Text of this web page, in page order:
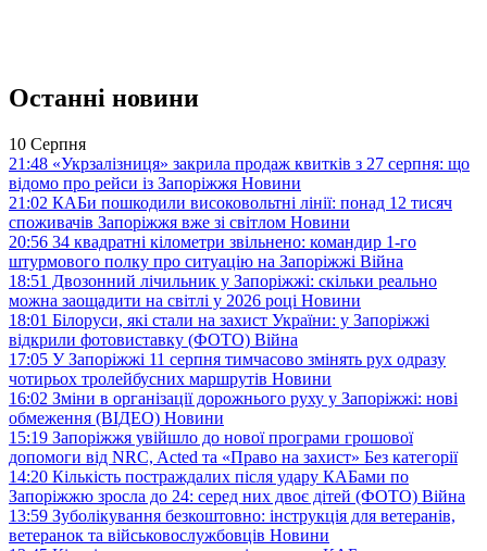
Останні новини
10 Серпня
21:48 «Укрзалізниця» закрила продаж квитків з 27 серпня: що
відомо про рейси із Запоріжжя Новини
21:02 КАБи пошкодили високовольтні лінії: понад 12 тисяч
споживачів Запоріжжя вже зі світлом Новини
20:56 34 квадратні кілометри звільнено: командир 1-го
штурмового полку про ситуацію на Запоріжжі Війна
18:51 Двозонний лічильник у Запоріжжі: скільки реально
можна заощадити на світлі у 2026 році Новини
18:01 Білоруси, які стали на захист України: у Запоріжжі
відкрили фотовиставку (ФОТО) Війна
17:05 У Запоріжжі 11 серпня тимчасово змінять рух одразу
чотирьох тролейбусних маршрутів Новини
16:02 Зміни в організації дорожнього руху у Запоріжжі: нові
обмеження (ВІДЕО) Новини
15:19 Запоріжжя увійшло до нової програми грошової
допомоги від NRC, Acted та «Право на захист» Без категорії
14:20 Кількість постраждалих після удару КАБами по
Запоріжжю зросла до 24: серед них двоє дітей (ФОТО) Війна
13:59 Зуболікування безкоштовно: інструкція для ветеранів,
ветеранок та військовослужбовців Новини